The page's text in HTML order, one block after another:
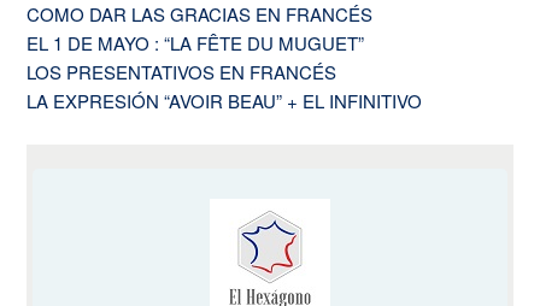
COMO DAR LAS GRACIAS EN FRANCÉS
EL 1 DE MAYO : “LA FÊTE DU MUGUET”
LOS PRESENTATIVOS EN FRANCÉS
LA EXPRESIÓN “AVOIR BEAU” + EL INFINITIVO